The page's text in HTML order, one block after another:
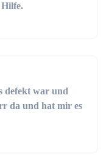
Hilfe.
defekt war und
da und hat mir es